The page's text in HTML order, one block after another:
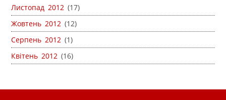
Листопад 2012 (17)
Жовтень 2012 (12)
Серпень 2012 (1)
Квітень 2012 (16)